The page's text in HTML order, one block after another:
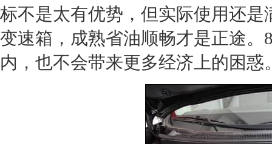
标不是太有优势，但实际使用还
变速箱 ，成熟省油顺畅才是正途。
内，也不会带来更多经济上的困惑